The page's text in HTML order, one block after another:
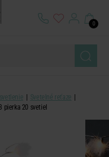
0
Svetelné reťaze
pierka 20 svetiel